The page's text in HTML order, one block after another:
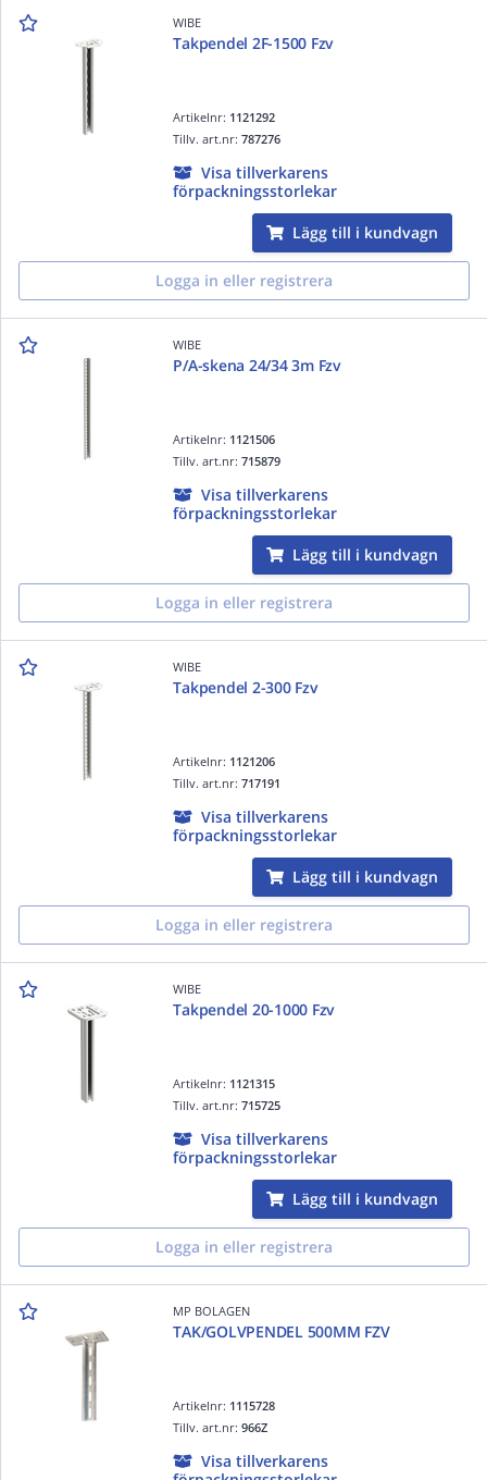
WIBE
Takpendel 2F-1500 Fzv
Artikelnr: 1121292
Tillv. art.nr:787276
Visa tillverkarens
förpackningsstorlekar
Lägg till i kundvagn
Logga in eller registrera
WIBE
P/A-skena 24/34 3m Fzv
Artikelnr: 1121506
Tillv. art.nr:715879
Visa tillverkarens
förpackningsstorlekar
Lägg till i kundvagn
Logga in eller registrera
WIBE
Takpendel 2-300 Fzv
Artikelnr: 1121206
Tillv. art.nr:717191
Visa tillverkarens
förpackningsstorlekar
Lägg till i kundvagn
Logga in eller registrera
WIBE
Takpendel 20-1000 Fzv
Artikelnr: 1121315
Tillv. art.nr:715725
Visa tillverkarens
förpackningsstorlekar
Lägg till i kundvagn
Logga in eller registrera
MP BOLAGEN
TAK/GOLVPENDEL 500MM FZV
Artikelnr: 1115728
Tillv. art.nr:966Z
Visa tillverkarens